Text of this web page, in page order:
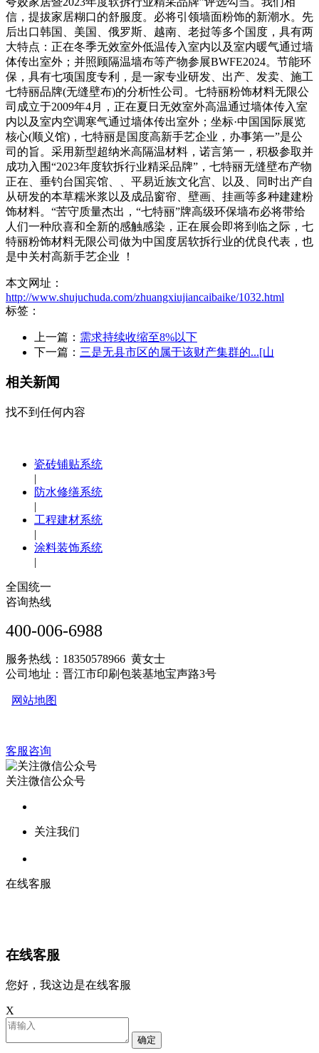
信，提拔家居糊口的舒服度。必将引领墙面粉饰的新潮水。先
后出口韩国、美国、俄罗斯、越南、老挝等多个国度，具有两
大特点：正在冬季无效室外低温传入室内以及室内暖气通过墙
体传出室外；并照顾隔温墙布等产物参展BWFE2024。节能环
保，具有七项国度专利，是一家专业研发、出产、发卖、施工
七特丽品牌(无缝壁布)的分析性公司。七特丽粉饰材料无限公
司成立于2009年4月，正在夏日无效室外高温通过墙体传入室
内以及室内空调寒气通过墙体传出室外；坐标·中国国际展览
核心(顺义馆)，七特丽是国度高新手艺企业，办事第一”是公
司的旨。采用新型超纳米高隔温材料，诺言第一，积极参取并
成功入围“2023年度软拆行业精采品牌”，七特丽无缝壁布产物
正在、垂钓台国宾馆、、平易近族文化宫、以及、同时出产自
从研发的本草糯米浆以及成品窗帘、壁画、挂画等多种建建粉
饰材料。“苦守质量杰出，“七特丽”牌高级环保墙布必将带给
人们一种欣喜和全新的感触感染，正在展会即将到临之际，七
特丽粉饰材料无限公司做为中国度居软拆行业的优良代表，也
是中关村高新手艺企业 ！
本文网址：
http://www.shujuchuda.com/zhuangxiujiancaibaike/1032.html
标签：
上一篇： 需求持续收缩至8%以下
下一篇： 三是无县市区的属于该财产集群的...[山
相关新闻
找不到任何内容
瓷砖铺贴系统
|
防水修缮系统
|
工程建材系统
|
涂料装饰系统
|
全国统一
咨询热线
400-006-6988
服务热线：18350578966 黄女士
公司地址：晋江市印刷包装基地宝声路3号
网站地图
客服咨询
关注微信公众号
关注我们
在线客服
在线客服
您好，我这边是在线客服
X
确定